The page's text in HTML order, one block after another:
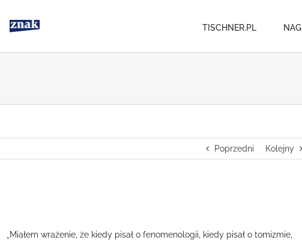
TISCHNER.PL
Poprzedni Kolejny
„Miałem wrażenie, że kiedy pisał o fenomenologii, kiedy pisał o tomizmie,